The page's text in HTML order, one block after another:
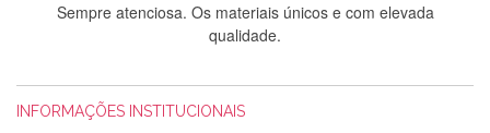
Sempre atenciosa. Os materiais únicos e com elevada
qualidade.
INFORMAÇÕES INSTITUCIONAIS